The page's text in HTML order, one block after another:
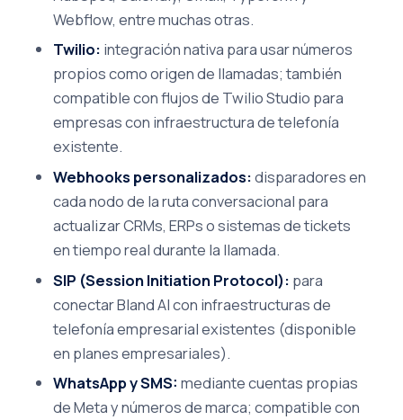
Webflow, entre muchas otras.
Twilio: integración nativa para usar números
propios como origen de llamadas; también
compatible con flujos de Twilio Studio para
empresas con infraestructura de telefonía
existente.
Webhooks personalizados:disparadores en
cada nodo de la ruta conversacional para
actualizar CRMs, ERPs o sistemas de tickets
en tiempo real durante la llamada.
SIP (Session Initiation Protocol): para
conectar Bland AI con infraestructuras de
telefonía empresarial existentes (disponible
en planes empresariales).
WhatsApp y SMS: mediante cuentas propias
de Meta y números de marca; compatible con